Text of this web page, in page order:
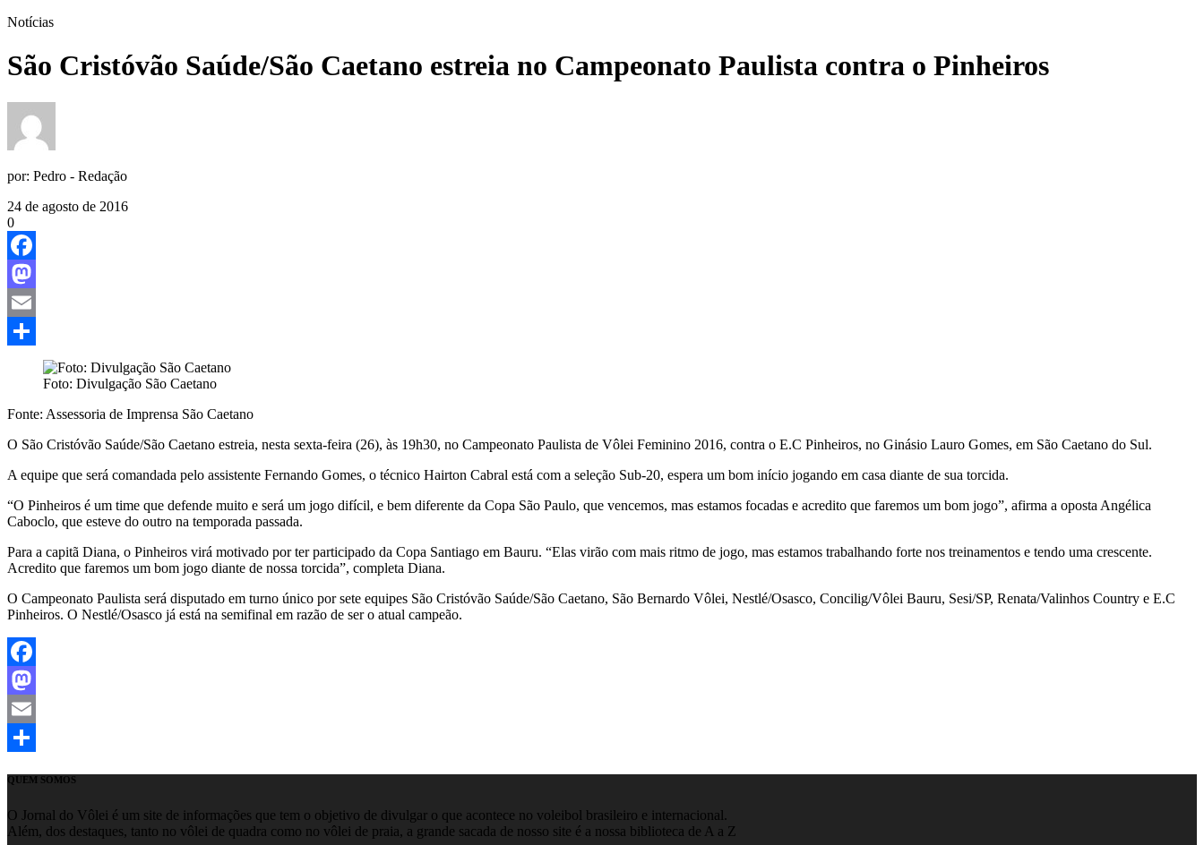
Notícias
São Cristóvão Saúde/São Caetano estreia no Campeonato Paulista contra o Pinheiros
por: Pedro - Redação
24 de agosto de 2016
0
Facebook
Mastodon
Email
Foto: Divulgação São Caetano
Fonte: Assessoria de Imprensa São Caetano
O São Cristóvão Saúde/São Caetano estreia, nesta sexta-feira (26), às 19h30, no Campeonato Paulista de Vôlei Feminino 2016, contra o E.C Pinheiros, no Ginásio Lauro Gomes, em São Caetano do Sul.
A equipe que será comandada pelo assistente Fernando Gomes, o técnico Hairton Cabral está com a seleção Sub-20, espera um bom início jogando em casa diante de sua torcida.
“O Pinheiros é um time que defende muito e será um jogo difícil, e bem diferente da Copa São Paulo, que vencemos, mas estamos focadas e acredito que faremos um bom jogo”, afirma a oposta Angélica
Caboclo, que esteve do outro na temporada passada.
Para a capitã Diana, o Pinheiros virá motivado por ter participado da Copa Santiago em Bauru. “Elas virão com mais ritmo de jogo, mas estamos trabalhando forte nos treinamentos e tendo uma crescente.
Acredito que faremos um bom jogo diante de nossa torcida”, completa Diana.
O Campeonato Paulista será disputado em turno único por sete equipes São Cristóvão Saúde/São Caetano, São Bernardo Vôlei, Nestlé/Osasco, Concilig/Vôlei Bauru, Sesi/SP, Renata/Valinhos Country e E.C
Pinheiros. O Nestlé/Osasco já está na semifinal em razão de ser o atual campeão.
Facebook
Mastodon
Email
QUEM SOMOS
O Jornal do Vôlei é um site de informações que tem o objetivo de divulgar o que acontece no voleibol brasileiro e internacional.
Além, dos destaques, tanto no vôlei de quadra como no vôlei de praia, a grande sacada de nosso site é a nossa biblioteca de A a Z